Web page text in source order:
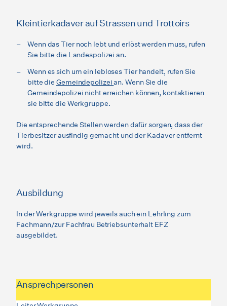
Kleintierkadaver auf Strassen und Trottoirs
Wenn das Tier noch lebt und erlöst werden muss, rufen
Sie bitte die Landespolizei an.
Wenn es sich um ein lebloses Tier handelt, rufen Sie
bitte die Gemeindepolizeian. Wenn Sie die
Gemeindepolizei nicht erreichen können, kontaktieren
sie bitte die Werkgruppe.
Die entsprechende Stellen werden dafür sorgen, dass der
Tierbesitzer ausfindig gemacht und der Kadaver entfernt
wird.
Ausbildung
In der Werkgruppe wird jeweils auch ein Lehrling zum
Fachmann/zur Fachfrau Betriebsunterhalt EFZ
ausgebildet.
Ansprechpersonen